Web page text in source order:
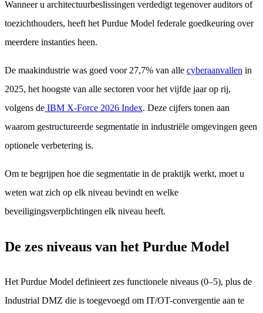
Wanneer u architectuurbeslissingen verdedigt tegenover auditors of
toezichthouders, heeft het Purdue Model federale goedkeuring over
meerdere instanties heen.
De maakindustrie was goed voor 27,7% van alle cyberaanvallen in
2025, het hoogste van alle sectoren voor het vijfde jaar op rij,
volgens de IBM X-Force 2026 Index. Deze cijfers tonen aan
waarom gestructureerde segmentatie in industriële omgevingen geen
optionele verbetering is.
Om te begrijpen hoe die segmentatie in de praktijk werkt, moet u
weten wat zich op elk niveau bevindt en welke
beveiligingsverplichtingen elk niveau heeft.
De zes niveaus van het Purdue Model
Het Purdue Model definieert zes functionele niveaus (0–5), plus de
Industrial DMZ die is toegevoegd om IT/OT-convergentie aan te